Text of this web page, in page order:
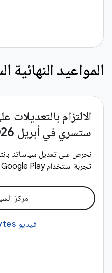
المواعيد النهائية
الالتزام بالتعديلات
ستسري في أبريل 2026
نحرص على تعديل سياساتنا
تجربة استخدام Google Play الأكثر أمانًا وموثوقية.
مركز
فيديو Policybytes